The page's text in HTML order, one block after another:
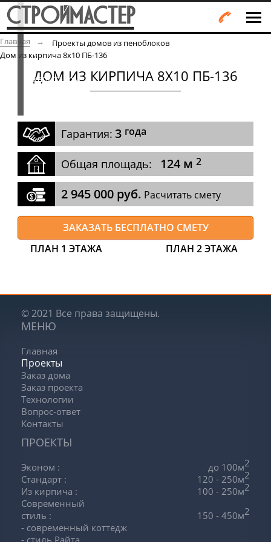
Главная
Проекты домов из пеноблоков
Дом из кирпича 8х10 ПБ-136
ДОМ ИЗ КИРПИЧА 8Х10 ПБ-136
строительства.
Работаем
с
капиталом,
Гарантия: 3 года
Общая площадь: 124 м 2
2 945 000 руб. Расчитать смету
ЗАКАЗАТЬ БЕСПЛАТНО СМЕТУ
ПЛАН 1 ЭТАЖА
ПЛАН 2 ЭТАЖА
© 2021 Все права защищены.
МЕНЮ
Главная
Проекты
Заказ дома
Заказ проекта
Технологии
Вопрос-ответ
Контакты
ПРОЕКТЫ
Эконом : до 100м2
Стандарт : 120 - 250м2
Из кирпича : 100 - 250м2
Современный
стиль : 150 - 450м2
- современный коттедж
- стиль Райта